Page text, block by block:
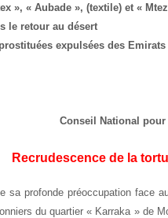
», « Aubade », (textile) et «
le retour au désert
expulsées des Emirats
Conseil National
Recrudescence de la
sa profonde préoccupation face
du quartier « Karraka » de